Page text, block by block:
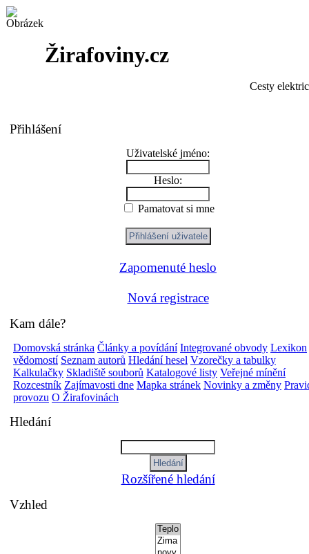
Žirafoviny.cz
Cesty
Přihlášení
Uživatelské jméno:
Heslo:
Pamatovat si mne
Zapomenuté heslo
Nová registrace
Kam dále?
Domovská stránka Články a povídání Integrované obvody Lexikon
vědomostí Seznam autorů Hledání hesel Vzorečky a tabulky
Kalkulačky Skladiště souborů Katalogové listy Veřejné mínění
Rozcestník Zajímavosti dne Mapka stránek Novinky a změny
provozu O Žirafovinách
Hledání
Rozšířené hledání
Vzhled